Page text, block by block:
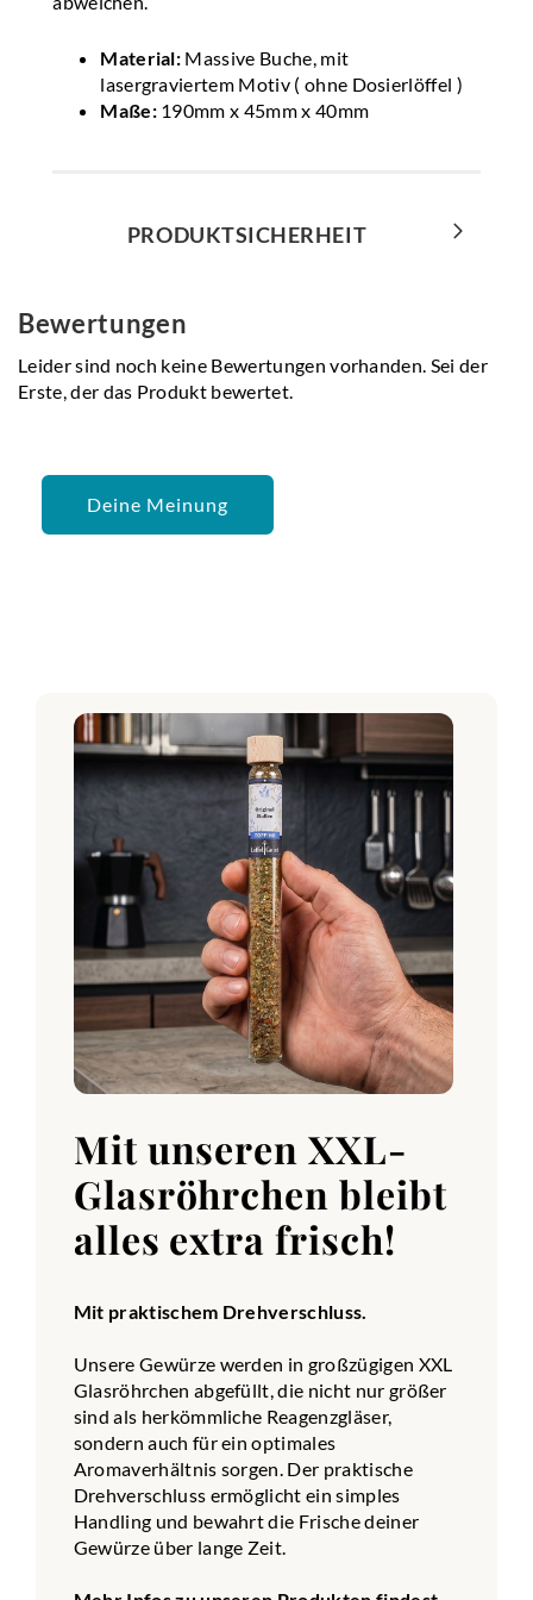
Material: Massive Buche, mit
lasergraviertem Motiv ( ohne Dosierlöffel )
Maße: 190mm x 45mm x 40mm
PRODUKTSICHERHEIT
Bewertungen
Leider sind noch keine Bewertungen vorhanden. Sei der
Erste, der das Produkt bewertet.
Deine Meinung
Mit unseren XXL-
Glasröhrchen bleibt
alles extra frisch!
Mit praktischem Drehverschluss.
Unsere Gewürze werden in großzügigen XXL
Glasröhrchen abgefüllt, die nicht nur größer
sind als herkömmliche Reagenzgläser,
sondern auch für ein optimales
Aromaverhältnis sorgen. Der praktische
Drehverschluss ermöglicht ein simples
Handling und bewahrt die Frische deiner
Gewürze über lange Zeit.